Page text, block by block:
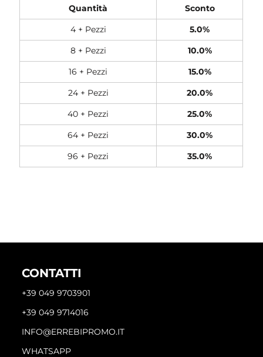
Quantità
Sconto
4 + Pezzi
5.0%
8 + Pezzi
10.0%
16 + Pezzi
15.0%
24 + Pezzi
20.0%
40 + Pezzi
25.0%
64 + Pezzi
30.0%
96 + Pezzi
35.0%
CONTATTI
+39 049 9703901
+39 049 9714016
INFO@ERREBIPROMO.IT
WHATSAPP